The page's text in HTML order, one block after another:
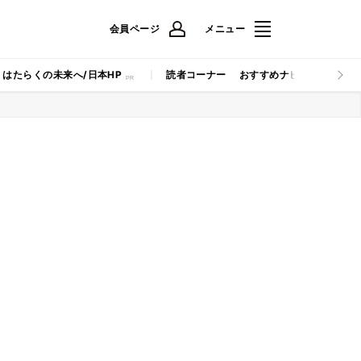
会員ページ メニュー
はたらくの未来へ/日本HP 読者コーナー おすすめナビ マイナビ